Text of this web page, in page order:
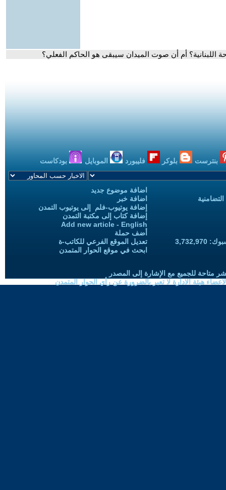
أم أن صوت الميدان سيبقى هو الحاكم الفعلي؟
بنترست بلوكر فليبورد الموبايل بودكاست
اضافة موضوع جديد
اضافة خبر
إضافة يوتيوب-فلم إلى يوتيوب التمدن
إضافة كتاب إلى مكتبة التمدن
Add new article - English
أضف حملة
تعديل الموقع الفرعي للكاتب-ة
ابحث في موقع الحوار المتمدن
متاحة للجميع مع الإشارة إلى المصدر
هيئة الادارة لا تعبر بالضرورة عن رأي الحوار المتمدن